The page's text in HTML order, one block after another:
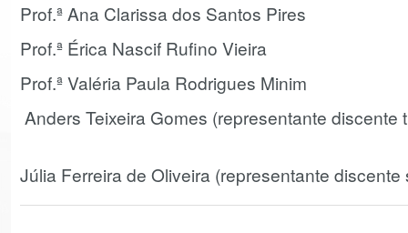
Prof.ª Ana Clarissa dos Santos Pires
Prof.ª Érica Nascif Rufino Vieira
Prof.ª Valéria Paula Rodrigues Minim
Anders Teixeira Gomes
Júlia Ferreira de Oliveira (representante discente